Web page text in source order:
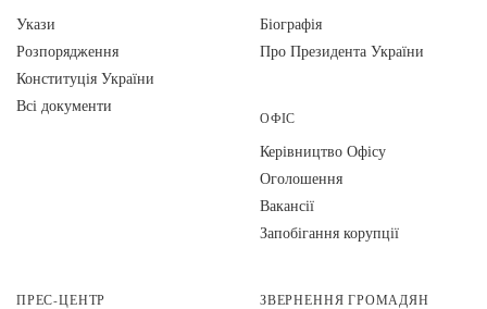
Укази
Розпорядження
Конституція України
Всі документи
Біографія
Про Президента України
ОФІС
Керівництво Офісу
Оголошення
Вакансії
Запобігання корупції
ПРЕС-ЦЕНТР ЗВЕРНЕННЯ ГРОМАДЯН